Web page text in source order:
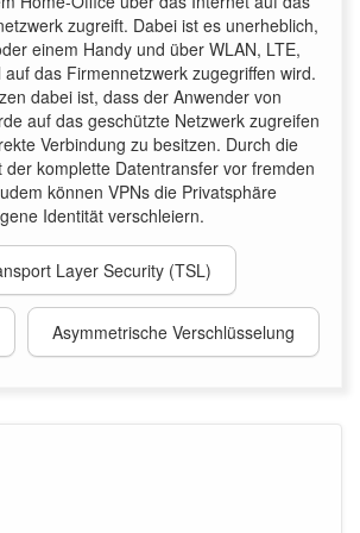
zugreift. Dabei ist es unerheblich,
einem Handy und über WLAN, LTE,
das Firmennetzwerk zugegriffen wird.
dabei ist, dass der Anwender von
auf das geschützte Netzwerk zugreifen
Verbindung zu besitzen. Durch die
der komplette Datentransfer vor fremden
können VPNs die Privatsphäre
Identität verschleiern.
Layer Security (TSL)
Asymmetrische Verschlüsselung